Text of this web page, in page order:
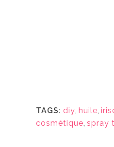
TAGS: diy huile
cosmétique spray